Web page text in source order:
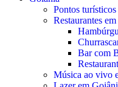
Pontos
Restaurantes
Bar com
Música ao vivo